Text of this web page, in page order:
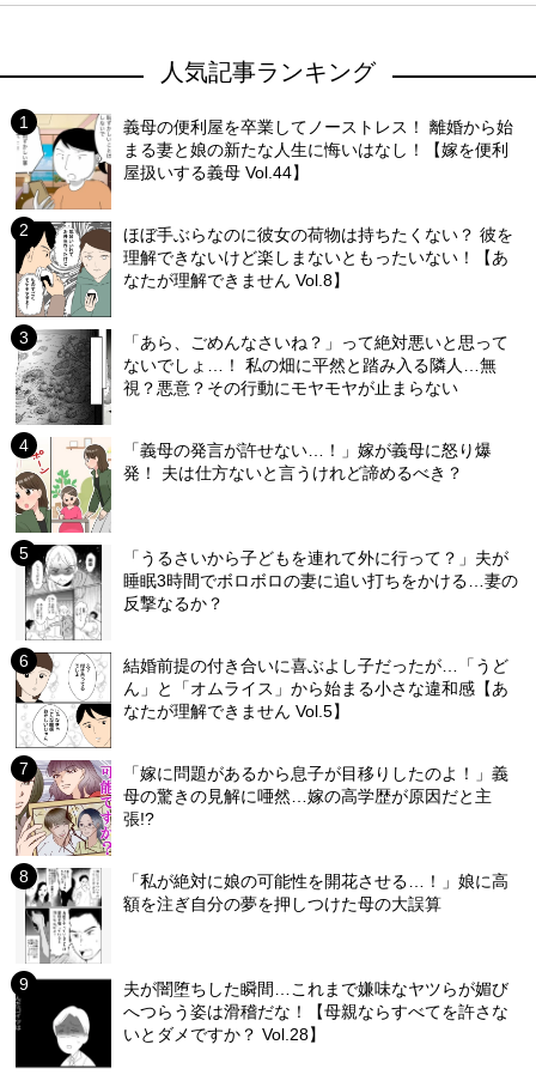
人気記事ランキング
義母の便利屋を卒業してノーストレス！ 離婚から始
まる妻と娘の新たな人生に悔いはなし！【嫁を便利
屋扱いする義母 Vol.44】
ほぼ手ぶらなのに彼女の荷物は持ちたくない？ 彼を
理解できないけど楽しまないともったいない！【あ
なたが理解できません Vol.8】
「あら、ごめんなさいね？」って絶対悪いと思って
ないでしょ…！ 私の畑に平然と踏み入る隣人…無
視？悪意？その行動にモヤモヤが止まらない
「義母の発言が許せない…！」嫁が義母に怒り爆
発！ 夫は仕方ないと言うけれど諦めるべき？
「うるさいから子どもを連れて外に行って？」夫が
睡眠3時間でボロボロの妻に追い打ちをかける…妻の
反撃なるか？
結婚前提の付き合いに喜ぶよし子だったが…「うど
ん」と「オムライス」から始まる小さな違和感【あ
なたが理解できません Vol.5】
「嫁に問題があるから息子が目移りしたのよ！」義
母の驚きの見解に唖然…嫁の高学歴が原因だと主
張!?
「私が絶対に娘の可能性を開花させる…！」娘に高
額を注ぎ自分の夢を押しつけた母の大誤算
夫が闇堕ちした瞬間…これまで嫌味なヤツらが媚び
へつらう姿は滑稽だな！【母親ならすべてを許さな
いとダメですか？ Vol.28】